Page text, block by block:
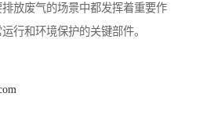
放废气的场景中都发挥着重要作
行和环境保护的关键部件。